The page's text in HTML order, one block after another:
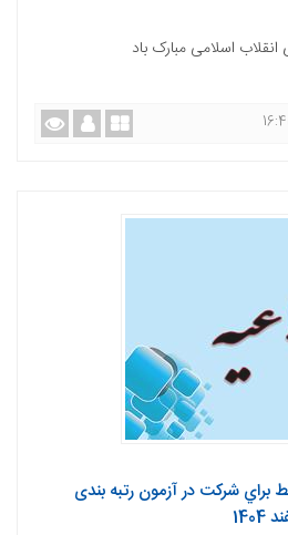
اسلامی مبارک باد
براي شرکت در آزمون رتبه بندی